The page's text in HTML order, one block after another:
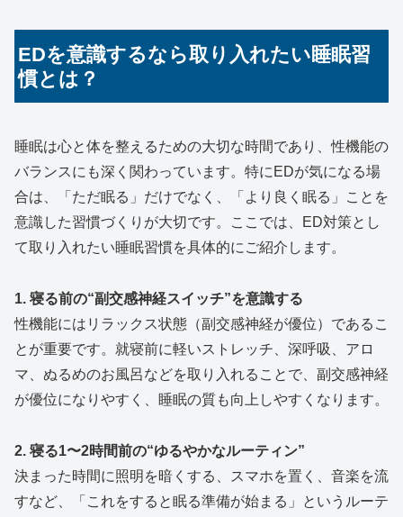
EDを意識するなら取り入れたい睡眠習
慣とは？
睡眠は心と体を整えるための大切な時間であり、性機能の
バランスにも深く関わっています。特にEDが気になる場
合は、「ただ眠る」だけでなく、「より良く眠る」ことを
意識した習慣づくりが大切です。ここでは、ED対策とし
て取り入れたい睡眠習慣を具体的にご紹介します。
1. 寝る前の“副交感神経スイッチ”を意識する
性機能にはリラックス状態（副交感神経が優位）であるこ
とが重要です。就寝前に軽いストレッチ、深呼吸、アロ
マ、ぬるめのお風呂などを取り入れることで、副交感神経
が優位になりやすく、睡眠の質も向上しやすくなります。
2. 寝る1〜2時間前の“ゆるやかなルーティン”
決まった時間に照明を暗くする、スマホを置く、音楽を流
すなど、「これをすると眠る準備が始まる」というルーテ